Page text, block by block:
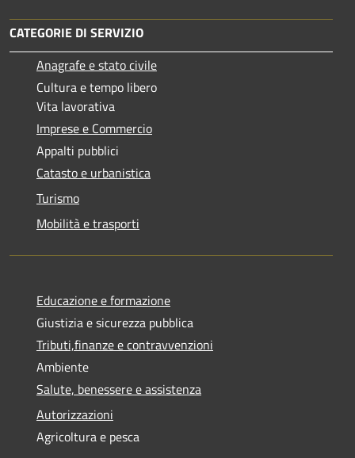
CATEGORIE DI SERVIZIO
Anagrafe e stato civile
Cultura e tempo libero
Vita lavorativa
Imprese e Commercio
Appalti pubblici
Catasto e urbanistica
Turismo
Mobilità e trasporti
Educazione e formazione
Giustizia e sicurezza pubblica
Tributi,finanze e contravvenzioni
Ambiente
Salute, benessere e assistenza
Autorizzazioni
Agricoltura e pesca